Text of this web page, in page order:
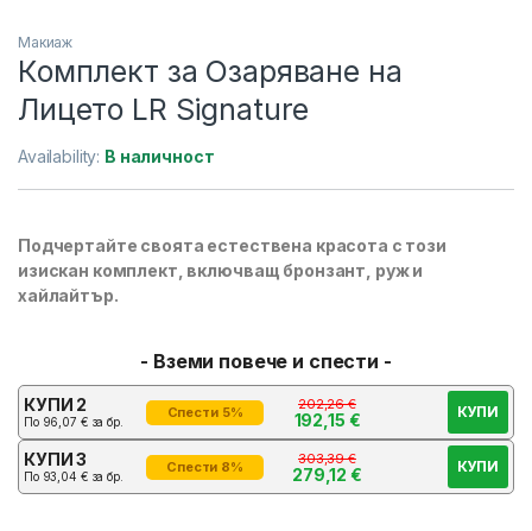
Макиаж
Комплект за Озаряване на
Лицето LR Signature
Availability: В наличност
Подчертайте своята естествена красота с този
изискан комплект, включващ бронзант, руж и
хайлайтър.
- Вземи повече и спести -
КУПИ 2
По 96,07 € за бр.
Спести 5% 202,26€
192,15 € КУПИ
КУПИ 3
По 93,04 € за бр.
Спести 8% 303,39€
279,12€ КУПИ